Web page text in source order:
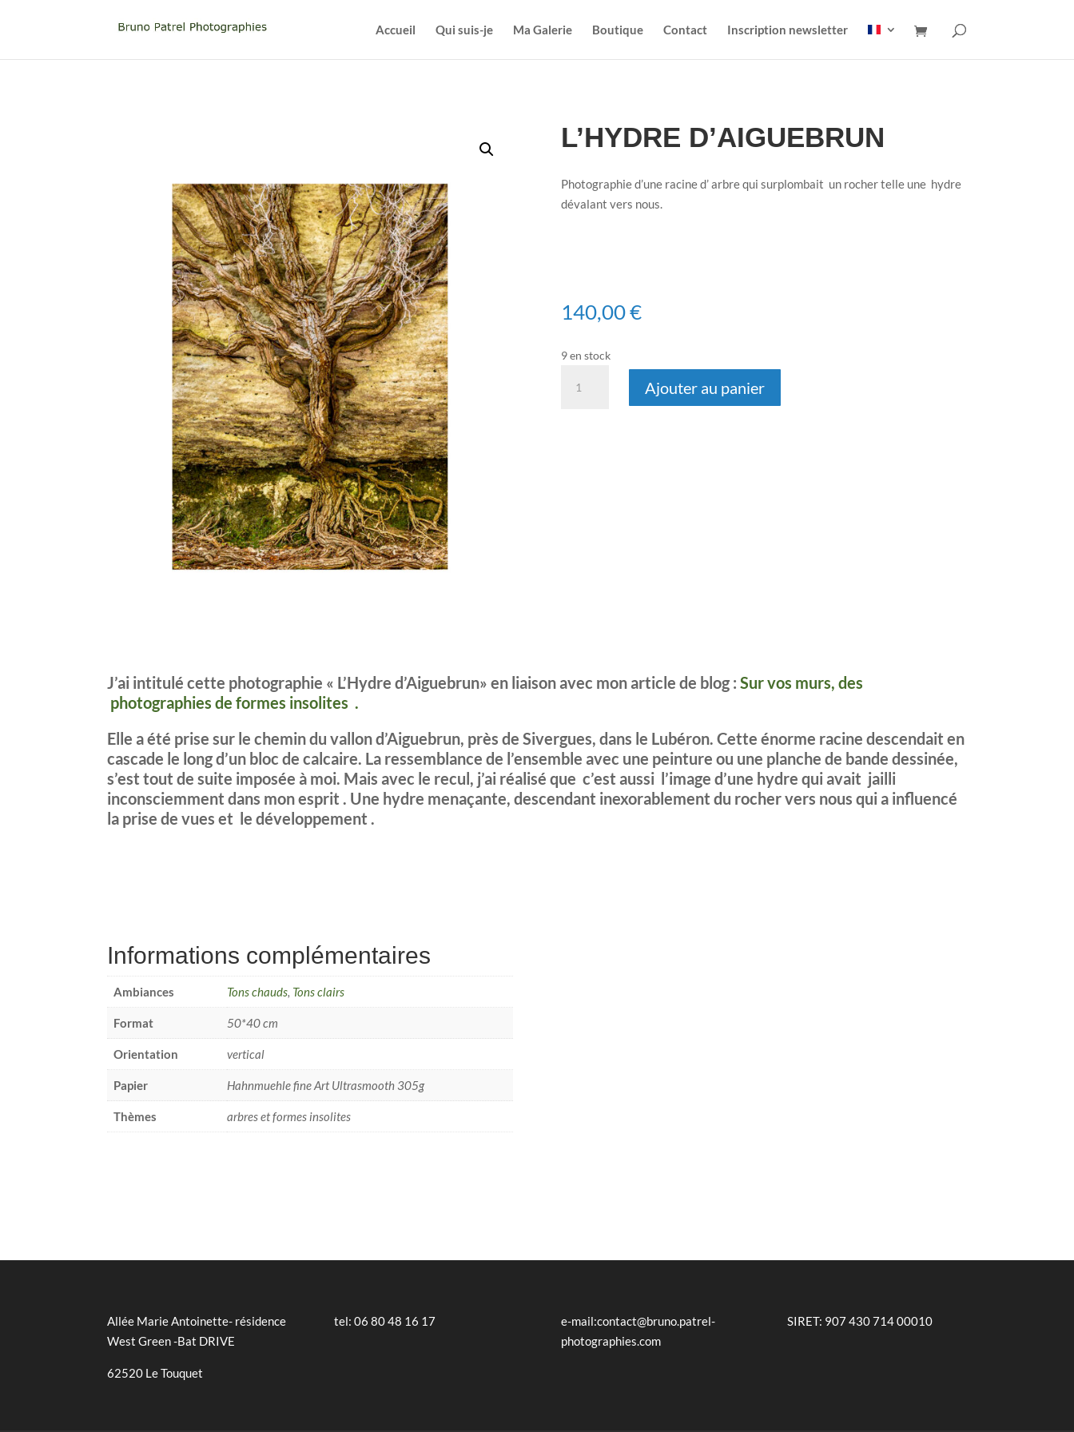
Accueil Qui suis-je Ma Galerie Boutique Contact Inscription newsletter
L’HYDRE D’AIGUEBRUN
Photographie d’une racine d’ arbre qui surplombait un rocher telle une hydre
dévalant vers nous.
140,00€
9 en stock
Ajouter au panier
J’ai intitulé cette photographie « L’Hydre d’Aiguebrun» en liaison avec mon article de blog :Sur vos murs, des
photographies de formes insolites .
Elle a été prise sur le chemin du vallon d’Aiguebrun, près de Sivergues, dans le Lubéron. Cette énorme racine descendait en
cascade le long d’un bloc de calcaire. La ressemblance de l’ensemble avec une peinture ou une planche de bande dessinée,
s’est tout de suite imposée à moi. Mais avec le recul, j’ai réalisé que c’est aussi l’image d’une hydre qui avait jailli
inconsciemment dans mon esprit . Une hydre menaçante, descendant inexorablement du rocher vers nous qui a influencé
la prise de vues et le développement .
Informations complémentaires
Ambiances Tons chauds, Tons clairs
Format 50*40 cm
Orientation vertical
Papier Hahnmuehle fine Art Ultrasmooth 305g
Thèmes arbres et formes insolites
Allée Marie Antoinette- résidence
West Green -Bat DRIVE
62520 Le Touquet
tel: 06 80 48 16 17
e-mail:contact@bruno.patrel-
photographies.com
SIRET: 907 430 714 00010